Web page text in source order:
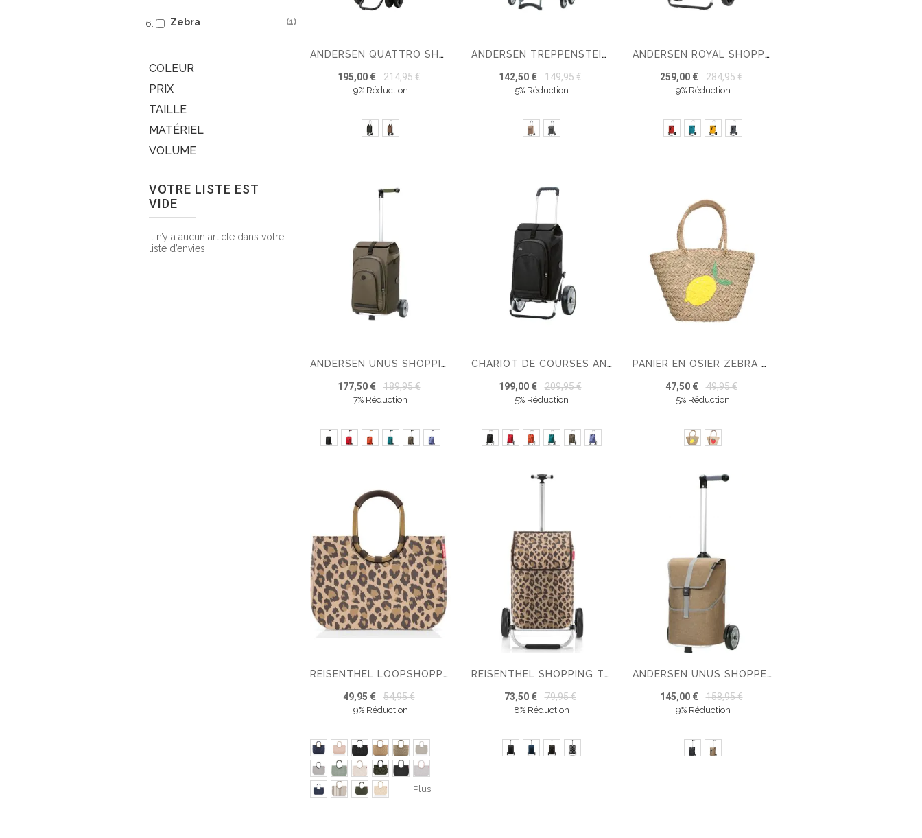
ANDERSEN QUATTRO SHOPPER INRA SHOPPING TROLLEY
195,00 € 214,95 €
9% Réduction
ANDERSEN TREPPENSTEIGER SCALA SHOPPER IPEK MAXI
142,50 € 149,95 €
5% Réduction
ANDERSEN ROYAL SHOPPER ORTLIEB
259,00 € 284,95 €
9% Réduction
ANDERSEN UNUS SHOPPING TROLLEY HYDRO 3.0
177,50 € 189,95 €
7% Réduction
CHARIOT DE COURSES ANDERSEN ROYAL HYDRO 3.0
199,00 € 209,95 €
5% Réduction
PANIER EN OSIER ZEBRA TRENDS SOLA
47,50 € 49,95 €
5% Réduction
REISENTHEL LOOPSHOPPER L
49,95 € 54,95 €
9% Réduction
Plus
REISENTHEL SHOPPING TROLLEY
73,50 € 79,95 €
8% Réduction
ANDERSEN UNUS SHOPPER CHARIOT DE COURSES MIKKEL
145,00 € 158,95 €
9% Réduction
Zebra 1
COLEUR
PRIX
TAILLE
MATÉRIEL
VOLUME
VOTRE LISTE EST
VIDE
Il n’y a aucun article dans votre
liste d’envies.